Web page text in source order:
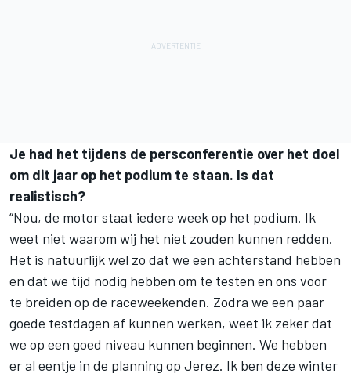
Je had het tijdens de persconferentie over het doel
om dit jaar op het podium te staan. Is dat
realistisch?
“Nou, de motor staat iedere week op het podium. Ik
weet niet waarom wij het niet zouden kunnen redden.
Het is natuurlijk wel zo dat we een achterstand hebben
en dat we tijd nodig hebben om te testen en ons voor
te breiden op de raceweekenden. Zodra we een paar
goede testdagen af kunnen werken, weet ik zeker dat
we op een goed niveau kunnen beginnen. We hebben
er al eentje in de planning op Jerez. Ik ben deze winter